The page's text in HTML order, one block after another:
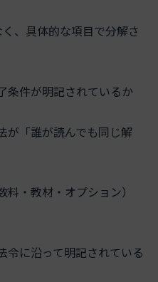
、具体的な項目で分解さ
条件が明記されているか
が「誰が読んでも同じ解
・教材・オプション）
令に沿って明記されている